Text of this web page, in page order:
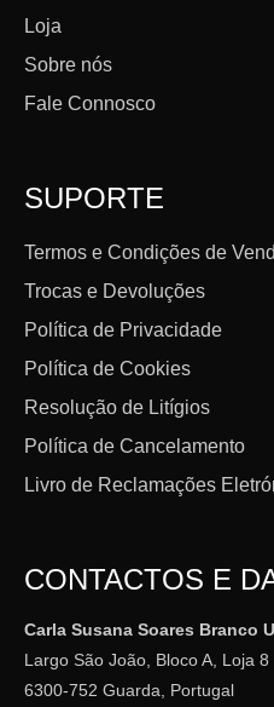
Loja
Sobre nós
Fale Connosco
SUPORTE
Termos e Condições de
Trocas e Devoluções
Política de Privacidade
Política de Cookies
Resolução de Litígios
Política de Cancelamento
Livro de Reclamações
CONTACTOS E
Carla Susana Soares Branco
Largo São João, Bloco A, Loja 8
6300-752 Guarda, Portugal